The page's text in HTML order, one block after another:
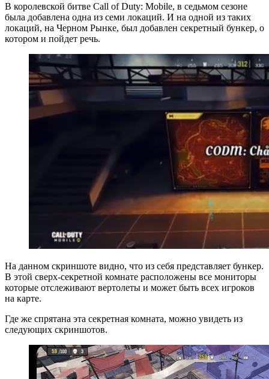
В королевской битве Call of Duty: Mobile, в седьмом сезоне
была добавлена одна из семи локаций. И на одной из таких
локаций, на Черном Рынке, был добавлен секретный бункер, о
котором и пойдет речь.
На данном скриншоте видно, что из себя представляет бункер.
В этой сверх-секретной комнате расположены все мониторы
которые отслеживают вертолеты и может быть всех игроков
на карте.
Где же спрятана эта секретная комната, можно увидеть из
следующих скриншотов.